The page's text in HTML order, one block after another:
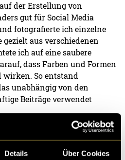
Details Über Cookies
der Erstellung von
gut für Social Media
fotografierte ich einzelne
aus verschiedenen
ich auf eine saubere
dass Farben und Formen
wirken. So entstand
unabhängig von den
Beiträge verwendet